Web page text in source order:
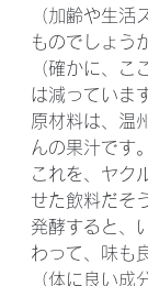
（加齢や生活
ものでしょう
（確かに、こ
は減っていま
原材料は、温
んの果汁です。
これを、ヤク
せた飲料だそ
発酵すると、
わって、味も
（体に良い成